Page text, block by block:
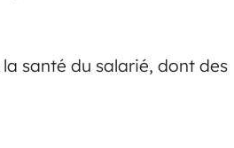
santé du salarié, dont des